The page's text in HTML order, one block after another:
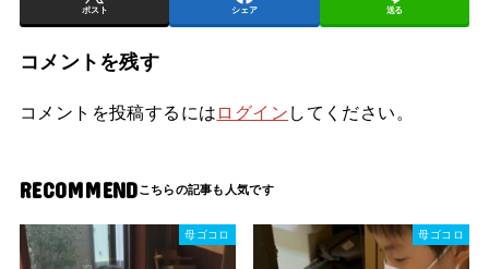
ポスト シェア 送る
コメントを残す
コメントを投稿するには ログイン してください。
RECOMMEND
母ゴコロ 母ゴコロ